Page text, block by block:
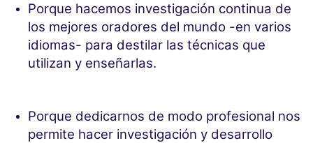
Porque hacemos investigación continua de
los mejores oradores del mundo -en varios
idiomas- para destilar las técnicas que
utilizan y enseñarlas.
Porque dedicarnos de modo profesional nos
permite hacer investigación y desarrollo